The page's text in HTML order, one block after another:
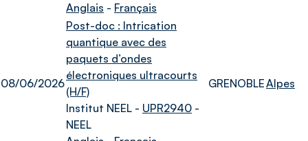
Anglais - Français
08/06/2026
Post-doc : Intrication
quantique avec des
paquets d’ondes
électroniques ultracourts
(H/F)
Institut NEEL - UPR2940 -
NEEL
GRENOBLEAlpes